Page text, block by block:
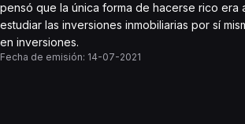
pensó que la única forma de hacerse rico
estudiar las inversiones inmobiliarias por sí
en inversiones.
Fecha de emisión: 14-07-2021